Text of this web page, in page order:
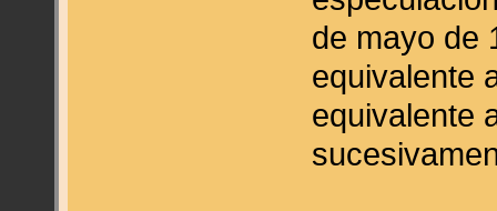
de mayo de
equivalente
equivalente